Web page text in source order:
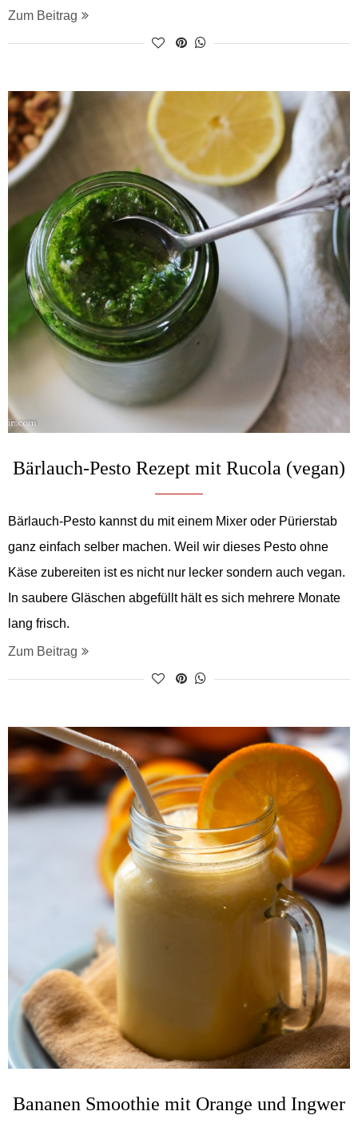
Zum Beitrag
Bärlauch-Pesto Rezept mit Rucola (vegan)
Bärlauch-Pesto kannst du mit einem Mixer oder Pürierstab
ganz einfach selber machen. Weil wir dieses Pesto ohne
Käse zubereiten ist es nicht nur lecker sondern auch vegan.
In saubere Gläschen abgefüllt hält es sich mehrere Monate
lang frisch.
Zum Beitrag
Bananen Smoothie mit Orange und Ingwer